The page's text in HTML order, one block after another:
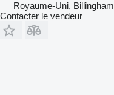
Royaume-Uni, Billingham
Contacter le vendeur